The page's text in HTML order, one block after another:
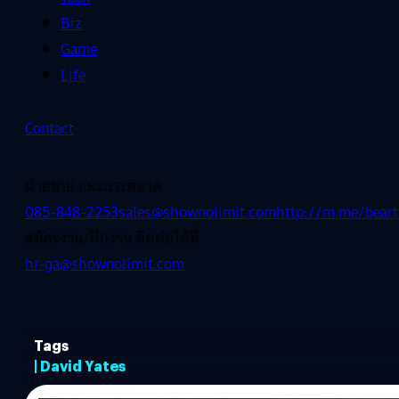
Biz
Game
Life
Contact
ฝ่ายขาย และการตลาด
085-848-2253sales@shownolimit.comhttp://m.me/
สมัครงาน/ฝึกงาน ติดต่อได้ที่
hr-ga@shownolimit.com
Tags
| David Yates